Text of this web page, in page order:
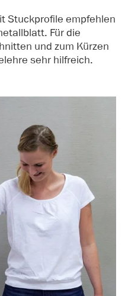
Stuckprofile empfehlen
Für die
und zum Kürzen
sehr hilfreich.